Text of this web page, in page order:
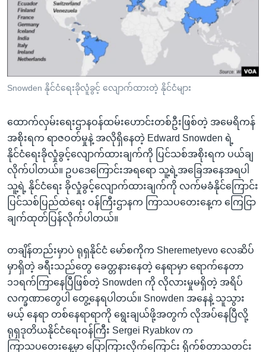
ပင်မ
ညွန်း
စာမျက်နှာ
သို့
ရန်
ရှာဖွေ
ရန်
နေရာ
သို့
ကျော်
ရန်
ရုပ်ရှင်ထဲက အင်္ဂလိပ်စာ
သုတပဒေသာ အင်္ဂလိပ်စာ
တီဗွီ
ရေဒီယို/တီဗွီအစီအစဉ်
Learning English
ဗွီအိုအေ လူမှုကွန်ယက်များ
ဘာသာစကားများ
Snowden နိုင်ငံရေးခိုလူံခွင့် လျောက်ထားတဲ့ နိုင်ငံများ
ထောက်လှမ်းရေးဌာနဝန်ထမ်းဟောင်းတစ်ဦးဖြစ်တဲ့ အမေရိကန်
အစိုးရက ရာဇဝတ်မှုနဲ့ အလိုရှိနေတဲ့ Edward Snowden ရဲ့
နိုင်ငံရေးခိုလှုံခွင့်လျောက်ထားချက်ကို ပြင်သစ်အစိုးရက ပယ်ချ
လိုက်ပါတယ်။ ဥပဒေကြောင်းအရရော သူ့ရဲ့အခြေအနေအရပါ
သူ့ရဲ့ နိုင်ငံရေး ခိုလှုံခွင့်လျောက်ထားချက်ကို လက်မခံနိုင်ကြောင်း
ပြင်သစ်ပြည်ထဲရေး ဝန်ကြီးဌာနက ကြာသပတေးနေ့က ကြေငြာ
ချက်ထုတ်ပြန်လိုက်ပါတယ်။
တချိန်တည်းမှာပဲ ရုရှနိုင်ငံ မော်စကိုက Sheremetyevo လေဆိပ်
မှာရှိတဲ့ ခရီးသည်တွေ ခေတ္တနားနေတဲ့ နေရာမှာ ရောက်နေတာ
၁၁ရက်ကြာနေပြီဖြစ်တဲ့ Snowden ကို လိုလားမှုမရှိတဲ့ အရိပ်
လက္ခဏာတွေပါ တွေ့နေရပါတယ်။ Snowden အနေနဲ့ သူသွား
မယ့် နေရာ တစ်နေရာရာကို ရွေးချယ်ဖို့အတွက် လိုအပ်နေပြီလို့
ရုရှဒုတိယနိုင်ငံရေးဝန်ကြီး Sergei Ryabkov က
ကြာသပတေးနေ့မှာ ပြောကြားလိုက်ကြောင်း ရိုက်စ်တာသတင်း